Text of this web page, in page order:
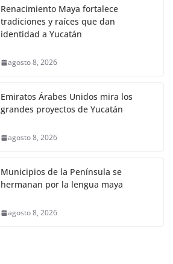
Renacimiento Maya fortalece
tradiciones y raíces que dan
identidad a Yucatán
agosto 8, 2026
Emiratos Árabes Unidos mira los
grandes proyectos de Yucatán
agosto 8, 2026
Municipios de la Península se
hermanan por la lengua maya
agosto 8, 2026